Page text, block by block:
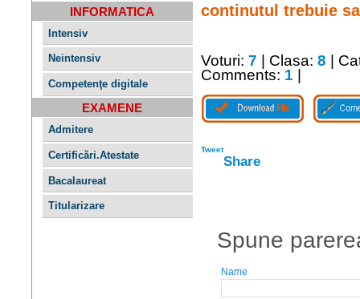
INFORMATICA
Intensiv
Neintensiv
Competenţe digitale
EXAMENE
Admitere
Certificări.Atestate
Bacalaureat
Titularizare
continutul trebuie
Voturi: 7 | Clasa: 8
|
Comments: 1
Tweet
Share
Spune
Name